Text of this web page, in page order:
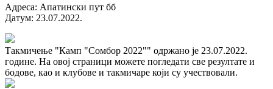
Адреса: Апатински пут бб
Датум: 23.07.2022.
Такмичење "Камп "Сомбор 2022"" одржано је 23.07.2022.
године. На овој страници можете погледати све резултате и
бодове, као и клубове и такмичаре који су учествовали.